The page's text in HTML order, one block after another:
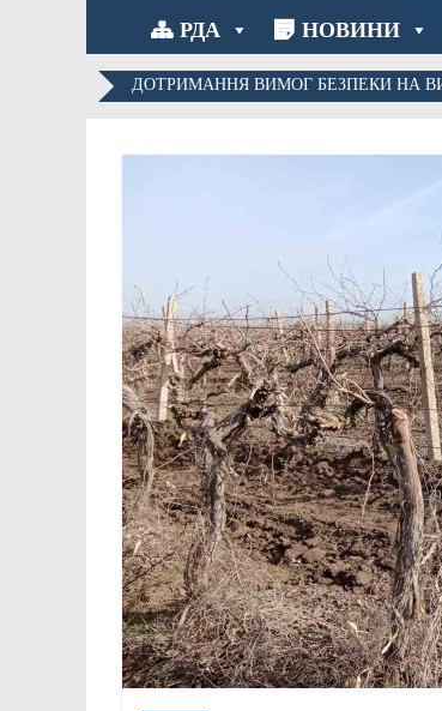
РДА НОВИНИ
ДОТРИМАННЯ ВИМОГ БЕЗПЕКИ НА